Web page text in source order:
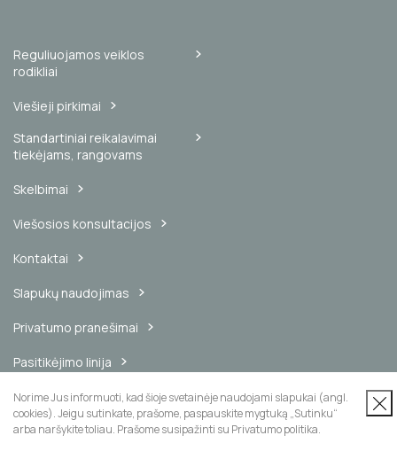
Reguliuojamos veiklos
rodikliai
Viešieji pirkimai
Standartiniai reikalavimai
tiekėjams, rangovams
Skelbimai
Viešosios konsultacijos
Kontaktai
Slapukų naudojimas
Privatumo pranešimai
Pasitikėjimo linija
Vidinis pranešimų kanalas
Norime Jus informuoti, kad šioje svetainėje naudojami slapukai (angl.
cookies). Jeigu sutinkate, prašome, paspauskite mygtuką „Sutinku“
arba naršykite toliau. Prašome susipažinti su Privatumo politika.